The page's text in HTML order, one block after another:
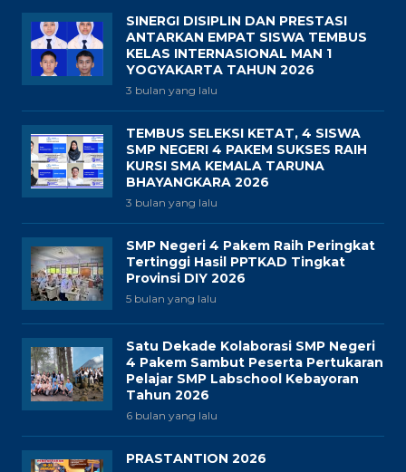
SINERGI DISIPLIN DAN PRESTASI
ANTARKAN EMPAT SISWA TEMBUS
KELAS INTERNASIONAL MAN 1
YOGYAKARTA TAHUN 2026
3 bulan yang lalu
TEMBUS SELEKSI KETAT, 4 SISWA
SMP NEGERI 4 PAKEM SUKSES RAIH
KURSI SMA KEMALA TARUNA
BHAYANGKARA 2026
3 bulan yang lalu
SMP Negeri 4 Pakem Raih Peringkat
Tertinggi Hasil PPTKAD Tingkat
Provinsi DIY 2026
5 bulan yang lalu
Satu Dekade Kolaborasi SMP Negeri
4 Pakem Sambut Peserta Pertukaran
Pelajar SMP Labschool Kebayoran
Tahun 2026
6 bulan yang lalu
PRASTANTION 2026